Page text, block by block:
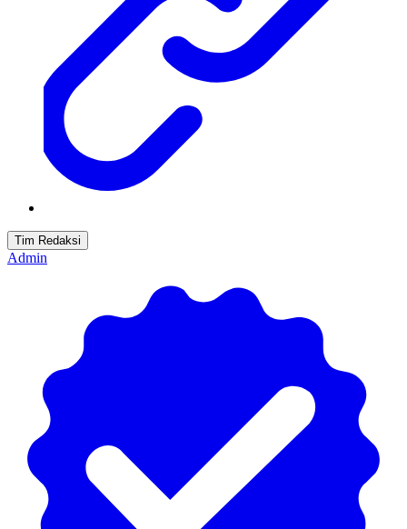
Tim Redaksi
Admin